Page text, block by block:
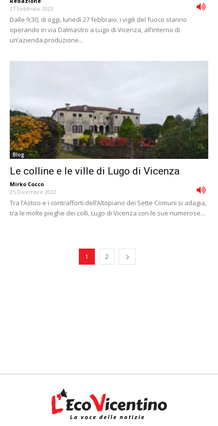
27 Febbraio 2023
Dalle 9,30, di oggi, lunedì 27 febbraio, i vigili del fuoco stanno
operando in via Dalmastro a Lugo di Vicenza, all’interno di
un’azienda produzione...
Blog
Le colline e le ville di Lugo di Vicenza
Mirko Cocco -
25 Dicembre 2022
Tra l’Astico e i contrafforti dell’Altopiano dei Sette Comuni si adagia,
tra le molte pieghe dei colli, Lugo di Vicenza con le sue numerose...
1 2